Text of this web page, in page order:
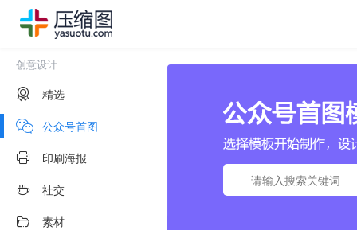
创意设计
精选
公众号首图
印刷海报
社交
素材